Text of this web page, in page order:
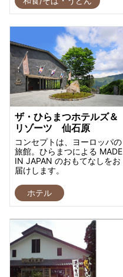
ザ・ひらまつホテルズ＆
リゾーツ 仙石原
コンセプトは、ヨーロッパの
旅館。ひらまつによる MADE
IN JAPAN のおもてなしをお
届けします。
ホテル